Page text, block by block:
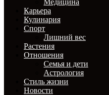
Медицина
Карьера
Кулинария
Спорт
Лишний вес
Растения
Отношения
Семья и дети
Астрология
Стиль жизни
Новости